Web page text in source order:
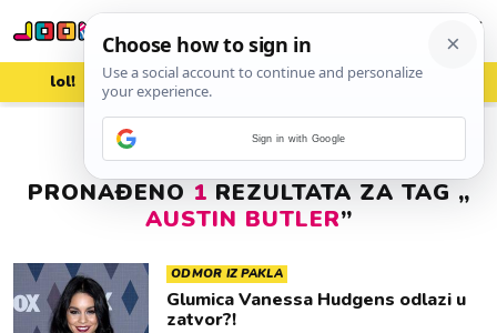
lol! aww vrh! woot?!
PRONAĐENO 1 REZULTATA ZA TAG „
AUSTIN BUTLER”
ODMOR IZ PAKLA
Glumica Vanessa Hudgens odlazi u
zatvor?!
Sign in with Google